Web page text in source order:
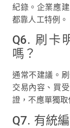
紀錄。企業應
都靠人工特例。
Q6. 刷卡
嗎？
通常不建議。
交易內容、買
證，不應單獨
Q7. 有統